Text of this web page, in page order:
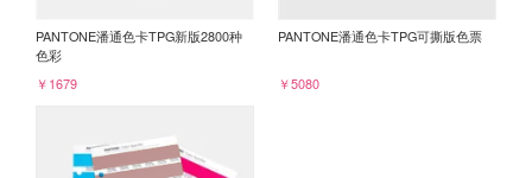
PANTONE潘通色卡TPG新版2800种
色彩
￥1679
PANTONE潘通色卡TPG可撕版色票
￥5080